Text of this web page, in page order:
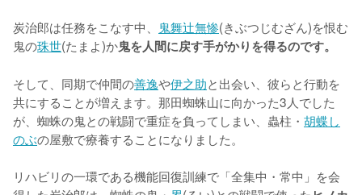
炭治郎は任務をこなす中、 鬼舞辻無惨(きぶつじむざん)を恨む
鬼の珠世(たまよ)か鬼を人間に戻す手がかりを得るのです。
そして、同期で仲間の善逸や伊之助と出会い、彼らと行動を
共にすることが増えます。那田蜘蛛山に向かった3人でした
が、蜘蛛の鬼との戦闘で重症を負ってしまい、蟲柱・ 胡蝶し
のぶの屋敷で療養することになりました。
リハビリの一環である機能回復訓練で「全集中・常中」を会